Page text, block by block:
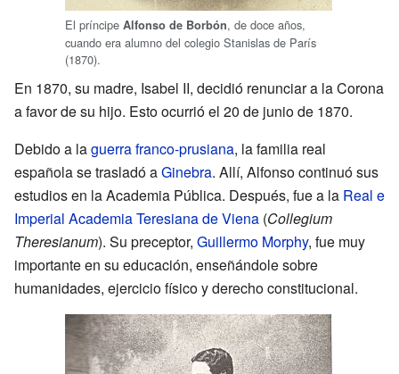
El príncipe Alfonso de Borbón, de doce años,
cuando era alumno del colegio Stanislas de París
(1870).
En 1870, su madre, Isabel II, decidió renunciar a la Corona
a favor de su hijo. Esto ocurrió el 20 de junio de 1870.
Debido a laguerra franco-prusiana, la familia real
española se trasladó aGinebra. Allí, Alfonso continuó sus
estudios en la Academia Pública. Después, fue a la Real e
Imperial Academia Teresiana de Viena (Collegium
Theresianum). Su preceptor, Guillermo Morphy, fue muy
importante en su educación, enseñándole sobre
humanidades, ejercicio físico y derecho constitucional.